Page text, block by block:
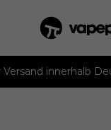
innerhalb